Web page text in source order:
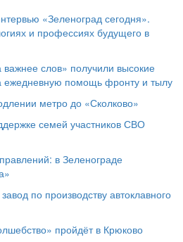
«Зеленоград сегодня».
и профессиях будущего в
слов» получили высокие
ежедневную помощь фронту и тылу
метро до «Сколково»
семей участников СВО
в Зеленограде
по производству автоклавного
пройдёт в Крюково